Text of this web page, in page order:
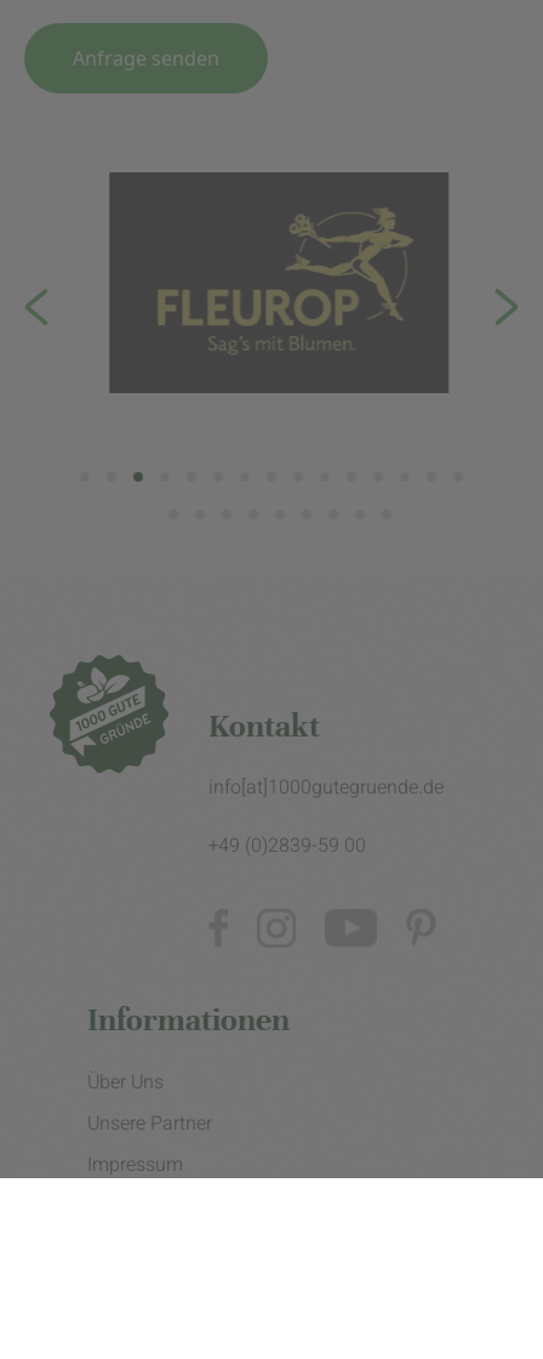
Anfrage senden
Kontakt
info[at]1000gutegruende.de
+49 (0)2839-59 00
Informationen
Über Uns
Unsere Partner
Impressum